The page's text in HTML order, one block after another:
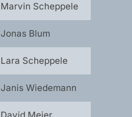
Marvin Scheppele
Jonas Blum
Lara Scheppele
Janis Wiedemann